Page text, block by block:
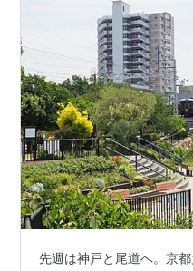
先週は神戸と尾道へ。京